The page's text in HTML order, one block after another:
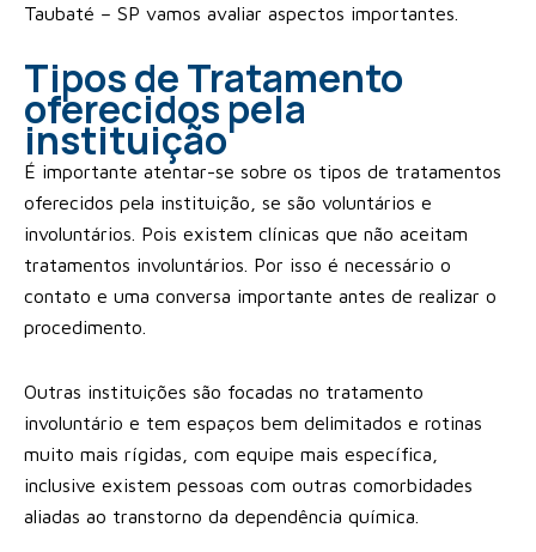
Taubaté – SP vamos avaliar aspectos importantes.
Tipos de Tratamento
oferecidos pela
instituição
É importante atentar-se sobre os tipos de tratamentos
oferecidos pela instituição, se são voluntários e
involuntários. Pois existem clínicas que não aceitam
tratamentos involuntários. Por isso é necessário o
contato e uma conversa importante antes de realizar o
procedimento.
Outras instituições são focadas no tratamento
involuntário e tem espaços bem delimitados e rotinas
muito mais rígidas, com equipe mais específica,
inclusive existem pessoas com outras comorbidades
aliadas ao transtorno da dependência química.